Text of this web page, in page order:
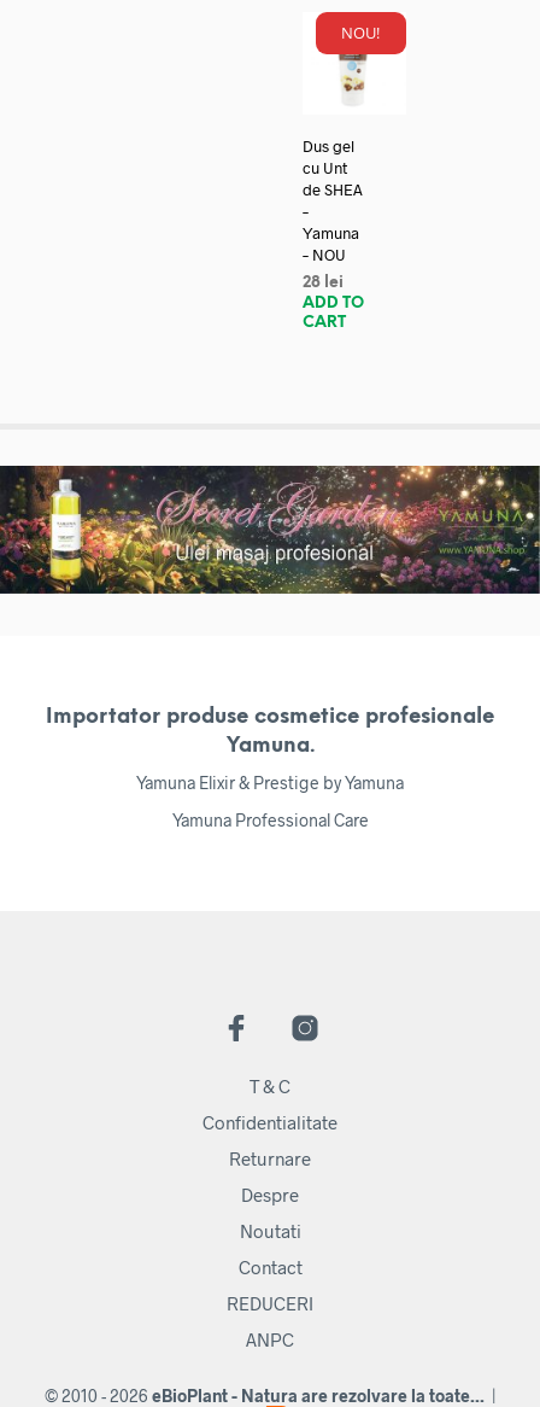
NOU!
Dus gel
cu Unt
de SHEA
–
Yamuna
– NOU
28 lei
ADD TO
CART
Importator produse cosmetice profesionale
Yamuna.
Yamuna Elixir & Prestige by Yamuna
Yamuna Professional Care
T & C
Confidentialitate
Returnare
Despre
Noutati
Contact
REDUCERI
ANPC
© 2010 - 2026 eBioPlant - Natura are rezolvare la toate... |